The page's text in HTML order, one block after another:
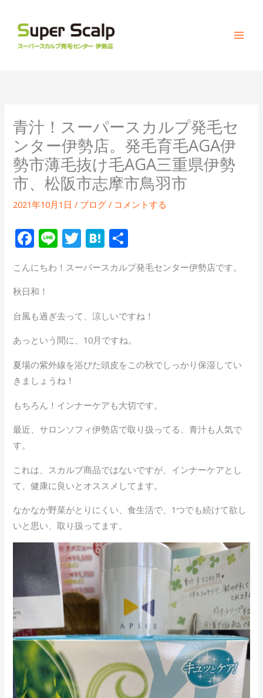
青汁！スーパースカルプ発毛セ
ンター伊勢店。発毛育毛AGA伊
勢市薄毛抜け毛AGA三重県伊勢
市、松阪市志摩市鳥羽市
2021年10月1日/ ブログ / コメントする
F
e
b
o
o
k
Li
e
T
itt
H
e
a
有
こんにちわ！スーパースカルプ発毛センター伊勢店です。
秋日和！
台風も過ぎ去って、涼しいですね！
あっという間に、10月ですね。
夏場の紫外線を浴びた頭皮をこの秋でしっかり保湿してい
きましょうね！
もちろん！インナーケアも大切です。
最近、サロンソフィ伊勢店で取り扱ってる、青汁も人気で
す。
これは、スカルプ商品ではないですが、インナーケアとし
て、健康に良いとオススメしてます。
なかなか野菜がとりにくい、食生活で、1つでも続けて欲し
いと思い、取り扱ってます。